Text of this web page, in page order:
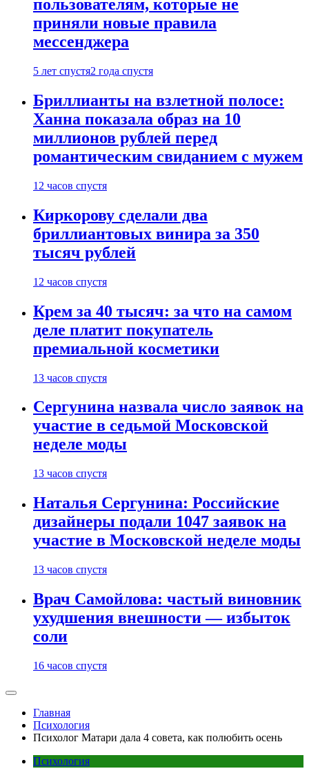
пользователям, которые не
приняли новые правила
мессенджера
5 лет спустя2 года спустя
Бриллианты на взлетной полосе:
Ханна показала образ на 10
миллионов рублей перед
романтическим свиданием с мужем
12 часов спустя
Киркорову сделали два
бриллиантовых винира за 350
тысяч рублей
12 часов спустя
Крем за 40 тысяч: за что на самом
деле платит покупатель
премиальной косметики
13 часов спустя
Сергунина назвала число заявок на
участие в седьмой Московской
неделе моды
13 часов спустя
Наталья Сергунина: Российские
дизайнеры подали 1047 заявок на
участие в Московской неделе моды
13 часов спустя
Врач Самойлова: частый виновник
ухудшения внешности — избыток
соли
16 часов спустя
Главная
Психология
Психолог Матари дала 4 совета, как полюбить осень
Психология